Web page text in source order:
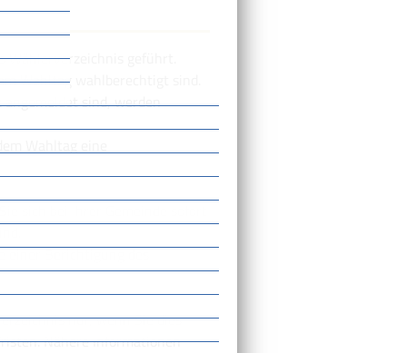
geführt.
Wahltag wahlberechtigt sind.
sind, werden
Wahltag eine
sich bei Ihrer Gemeinde sofort
einer Berichtigung des
nur, wenn Sie dies
Nähere Informationen